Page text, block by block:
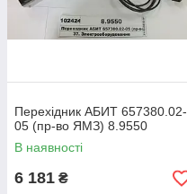
Перехідник АБИТ 657380.02-
05 (пр-во ЯМЗ) 8.9550
В наявності
6 181 ₴